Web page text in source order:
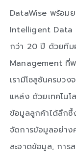
DataWise พร้อม
Intelligent Data
กว่า 20 ปี ด้วยที
Management ที่
เรามีโซลูชันครบว
แหล่ง ด้วยเทคโน
ข้อมูลลูกค้าได้ลึกซึ้
จัดการข้อมูลอย่าง
สะอาดข้อมูล, การ